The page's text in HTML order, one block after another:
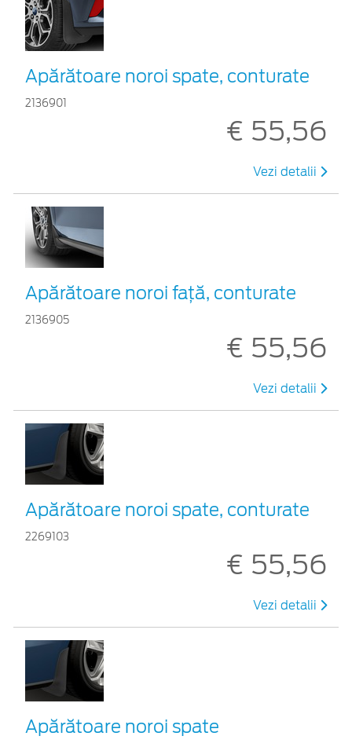
Apărătoare noroi spate, conturate
2136901
€ 55,56
Vezi detalii
Apărătoare noroi față, conturate
2136905
€ 55,56
Vezi detalii
Apărătoare noroi spate, conturate
2269103
€ 55,56
Vezi detalii
Apărătoare noroi spate